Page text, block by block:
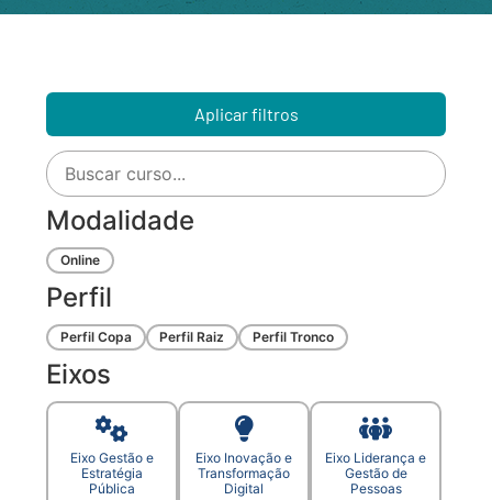
Aplicar filtros
Modalidade
Online
Perfil
Perfil Copa Perfil Raiz Perfil Tronco
Eixos
Eixo Gestão e
Estratégia
Pública
Eixo Inovação e
Transformação
Digital
Eixo Liderança e
Gestão de
Pessoas